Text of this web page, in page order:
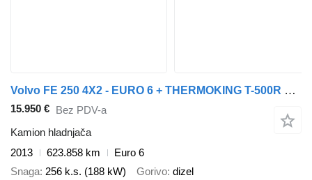
Volvo FE 250 4X2 - EURO 6 + THERMOKING T-500R + DHOLLANDIA LIFT
15.950 € Bez PDV-a
Kamion hladnjača
2013
623.858 km
Euro 6
Snaga 256 k.s. (188 kW) Gorivo dizel